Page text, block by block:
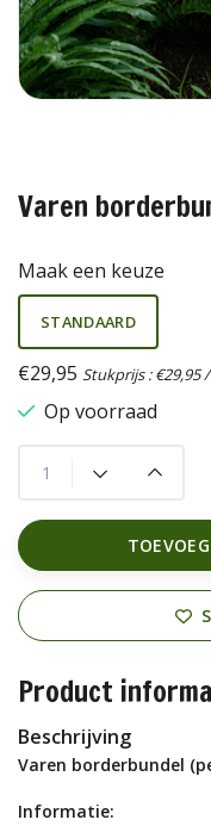
Varen
Maak een keuze
STANDAARD
€29,95 Stukprijs : €29,95
Op voorraad
Product
Beschrijving
Varen borderbundel
Informatie: